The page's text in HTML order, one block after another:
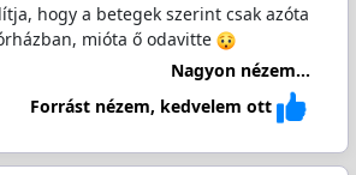
hogy a betegek szerint csak azóta
mióta ő odavitte
Nagyon nézem...
Forrást nézem, kedvelem ott